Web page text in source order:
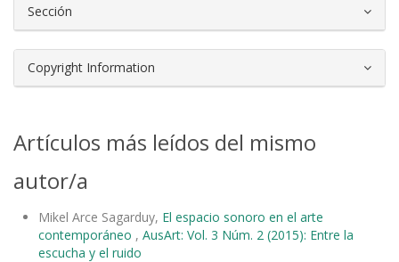
Sección
Copyright Information
Artículos más leídos del mismo
autor/a
Mikel Arce Sagarduy, El espacio sonoro en el arte
contemporáneo , AusArt: Vol. 3 Núm. 2 (2015): Entre la
escucha y el ruido